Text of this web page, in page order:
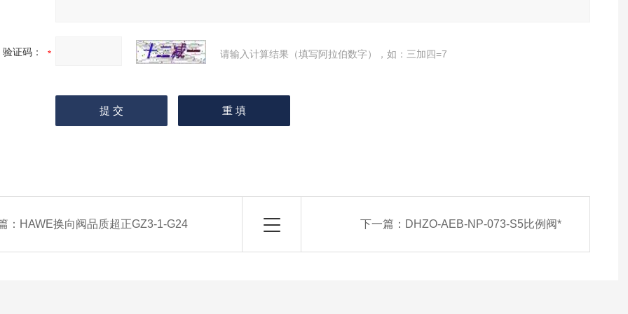
验证码： 请输入计算结果（填写阿拉伯数字），如：三加四=7
： HAWE换向阀品质超正GZ3-1-G24 下一篇： DHZO-AEB-NP-073-S5比例阀*